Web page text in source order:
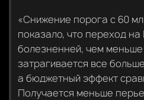
«Снижение порога с 60
показало, что переход
болезненней, чем
затрагивается все
а бюджетный эффект
Получается меньше